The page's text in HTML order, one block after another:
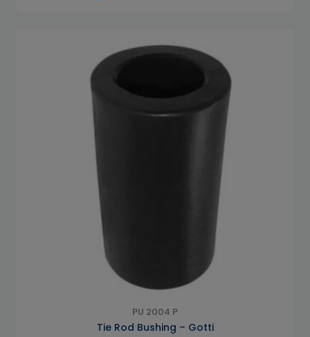
PU 2004 P
Tie Rod Bushing – Gotti